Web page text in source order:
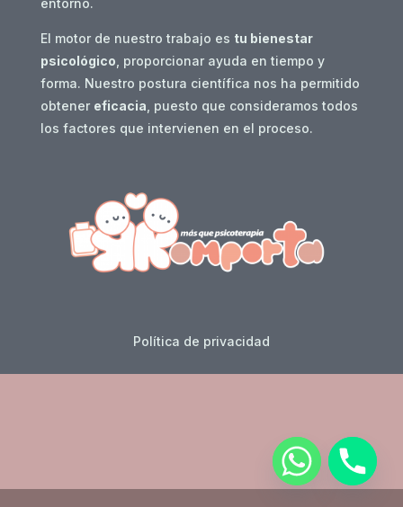
entorno.
El motor de nuestro trabajo es tu bienestar
psicológico , proporcionar ayuda en tiempo y
forma. Nuestro postura científica nos ha permitido
obtener eficacia , puesto que consideramos todos
los factores que intervienen en el proceso.
Política de privacidad